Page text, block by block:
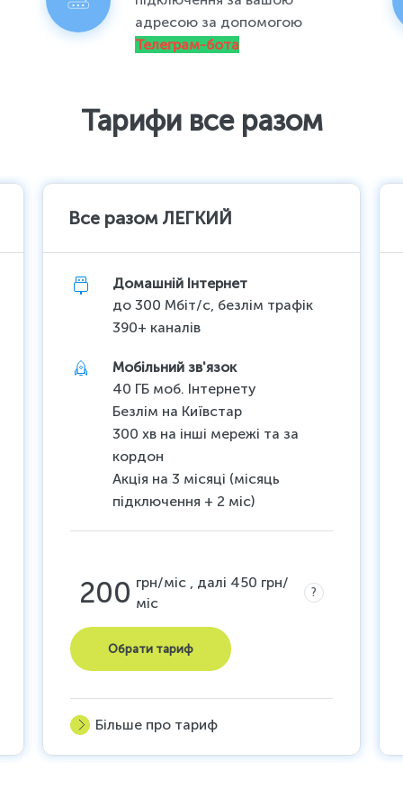
адресою за допомогою
Телеграм-бота
Тарифи все разом
Все разом ЛЕГКИЙ
Домашній Інтернет
до 300 Мбіт/с, безлім трафік
390+ каналів
Мобільний зв'язок
40 ГБ моб. Інтернету
Безлім на Київстар
300 хв на інші мережі та за
кордон
Акція на 3 місяці (місяць
підключення + 2 міс)
200 грн/міс , далі 450 грн/
міс
?
Обрати тариф
Більше про тариф